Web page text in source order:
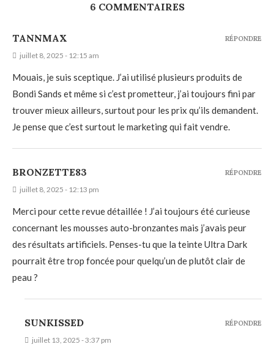
6 COMMENTAIRES
TANNMAX
juillet 8, 2025 - 12:15 am
Mouais, je suis sceptique. J’ai utilisé plusieurs produits de
Bondi Sands et même si c’est prometteur, j’ai toujours fini par
trouver mieux ailleurs, surtout pour les prix qu’ils demandent.
Je pense que c’est surtout le marketing qui fait vendre.
RÉPONDRE
BRONZETTE83
juillet 8, 2025 - 12:13 pm
Merci pour cette revue détaillée ! J’ai toujours été curieuse
concernant les mousses auto-bronzantes mais j’avais peur
des résultats artificiels. Penses-tu que la teinte Ultra Dark
pourrait être trop foncée pour quelqu’un de plutôt clair de
peau ?
RÉPONDRE
SUNKISSED
juillet 13, 2025 - 3:37 pm
RÉPONDRE